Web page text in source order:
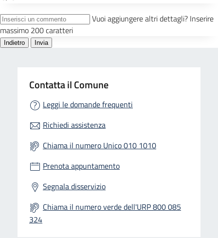
Contatta il Comune
Leggi le domande frequenti
Richiedi assistenza
Chiama il numero Unico 010 1010
Prenota appuntamento
Segnala disservizio
Chiama il numero verde dell'URP 800 085
324